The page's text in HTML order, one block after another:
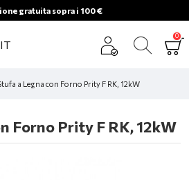
gratuita sopra i 100 €
0
a Legna con Forno Prity F RK, 12kW
Forno Prity F RK, 12kW